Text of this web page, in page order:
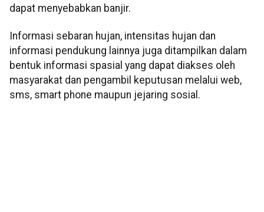
dapat menyebabkan banjir.
Informasi sebaran hujan, intensitas hujan dan
informasi pendukung lainnya juga ditampilkan dalam
bentuk informasi spasial yang dapat diakses oleh
masyarakat dan pengambil keputusan melalui web,
sms, smart phone maupun jejaring sosial.